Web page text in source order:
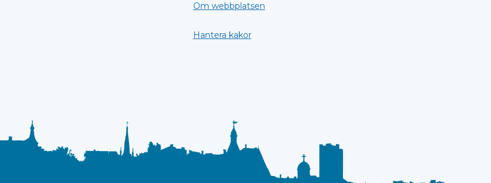
Om webbplatsen
Hantera kakor